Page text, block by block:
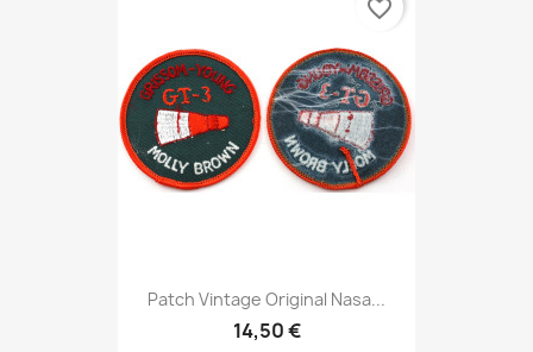
Patch Vintage Original Nasa...
14,50 €
favorite_border